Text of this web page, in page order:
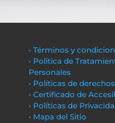
• Términos y
• Política de
Personales
• Políticas de
• Certificado de
• Políticas de
• Mapa del Sitio